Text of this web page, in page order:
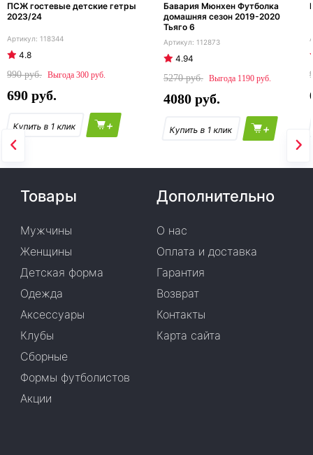
ПСЖ гостевые детские гетры
2023/24
118344
4.8
990
300
690
+
Бавария Мюнхен Футболка
домашняя сезон 2019-2020
Тьяго 6
112873
4.94
5270
1190
4080
+
Товары
Мужчины
Женщины
Детская форма
Одежда
Аксессуары
Клубы
Сборные
Формы футболистов
Акции
Дополнительно
О нас
Оплата и доставка
Гарантия
Возврат
Контакты
Карта сайта